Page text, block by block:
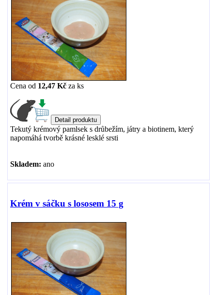
Cena od 12,47 Kč za ks
Tekutý krémový pamlsek s drůbežím, játry a biotinem, který
napomáhá tvorbě krásné lesklé srsti
Skladem: ano
Krém v sáčku s lososem 15 g